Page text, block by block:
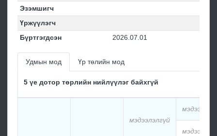
Эзэмшигч
Үржүүлэгч
Бүртгэгдсэн
2026.07.01
Удмын мод Үр төлийн мод
5 үе дотор төрлийн нийлүүлэг байхгүй
мэдээлэлгүй